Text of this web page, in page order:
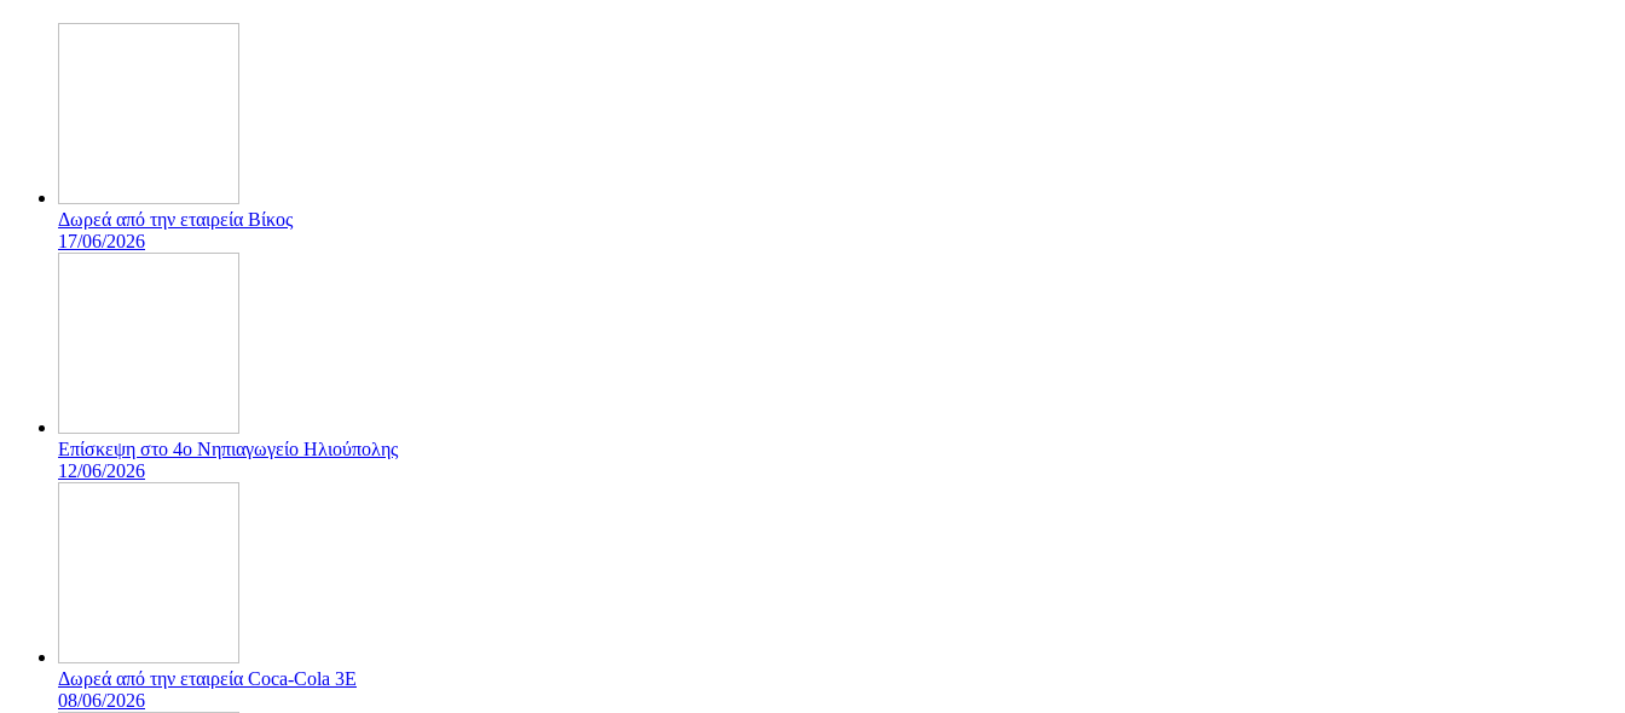
Δωρεά από την εταιρεία Βίκος
17/06/2026
Επίσκεψη στο 4ο Νηπιαγωγείο Ηλιούπολης
12/06/2026
Δωρεά από την εταιρεία Coca-Cola 3E
08/06/2026